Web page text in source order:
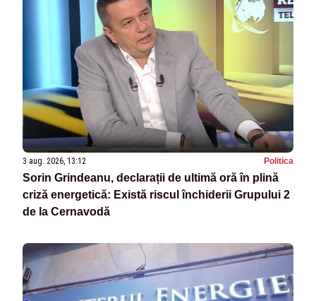
3 aug. 2026, 13:12 Politica
Sorin Grindeanu, declarații de ultimă oră în plină
criză energetică: Există riscul închiderii Grupului 2
de la Cernavodă